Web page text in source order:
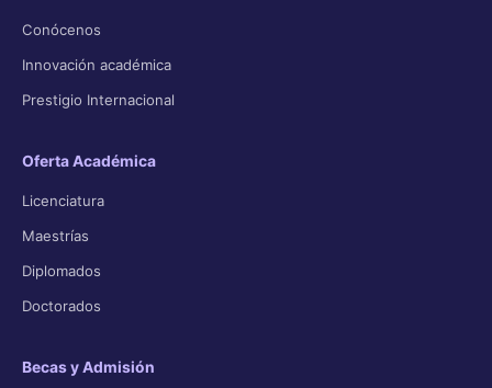
Conócenos
Innovación académica
Prestigio Internacional
Oferta Académica
Licenciatura
Maestrías
Diplomados
Doctorados
Becas y Admisión